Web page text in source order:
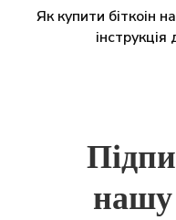
Як купити біткоін
інструкція
нашу